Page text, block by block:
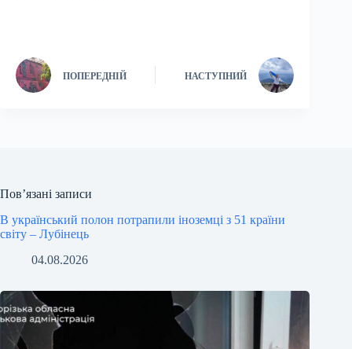
ПОПЕРЕДНІЙ НАСТУПНИЙ
Пов’язані записи
В український полон потрапили іноземці з 51 країни
світу – Лубінець
04.08.2026